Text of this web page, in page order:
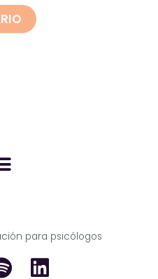
para psicólogos